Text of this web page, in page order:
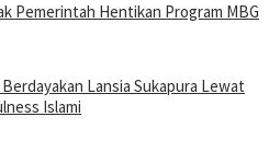
Pemerintah Hentikan Program MBG
Lansia Sukapura Lewat
Islami